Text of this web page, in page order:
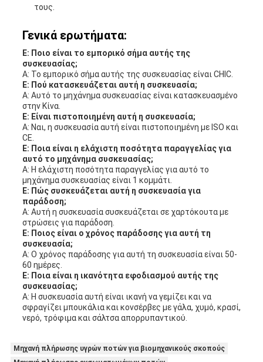
τους.
Γενικά ερωτήματα:
Ε: Ποιο είναι το εμπορικό σήμα αυτής της
συσκευασίας;
Α: Το εμπορικό σήμα αυτής της συσκευασίας είναι CHIC.
Ε: Πού κατασκευάζεται αυτή η συσκευασία;
Α: Αυτό το μηχάνημα συσκευασίας είναι κατασκευασμένο
στην Κίνα.
Ε: Είναι πιστοποιημένη αυτή η συσκευασία;
Α: Ναι, η συσκευασία αυτή είναι πιστοποιημένη με ISO και
CE.
Ε: Ποια είναι η ελάχιστη ποσότητα παραγγελίας για
αυτό το μηχάνημα συσκευασίας;
Α: Η ελάχιστη ποσότητα παραγγελίας για αυτό το
μηχάνημα συσκευασίας είναι 1 κομμάτι.
Ε: Πώς συσκευάζεται αυτή η συσκευασία για
παράδοση;
Α: Αυτή η συσκευασία συσκευάζεται σε χαρτόκουτα με
στρώσεις για παράδοση.
Ε: Ποιος είναι ο χρόνος παράδοσης για αυτή τη
συσκευασία;
Α: Ο χρόνος παράδοσης για αυτή τη συσκευασία είναι 50-
60 ημέρες.
Ε: Ποια είναι η ικανότητα εφοδιασμού αυτής της
συσκευασίας;
Α: Η συσκευασία αυτή είναι ικανή να γεμίζει και να
σφραγίζει μπουκάλια και κονσέρβες με γάλα, χυμό, κρασί,
νερό, τρόφιμα και σάλτσα απορρυπαντικού.
Μηχανή πλήρωσης υγρών ποτών για βιομηχανικούς σκοπούς